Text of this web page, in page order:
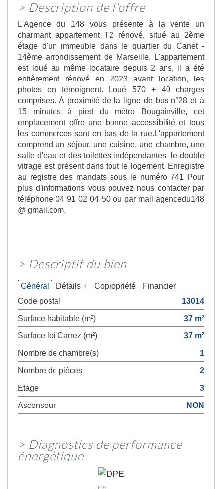
> Description de l'offre
L'Agence du 148 vous présente à la vente un
charmant appartement T2 rénové, situé au 2ème
étage d'un immeuble dans le quartier du Canet -
14ème arrondissement de Marseille. L'appartement
est loué au même locataire depuis 2 ans, il a été
entièrement rénové en 2023 avant location, les
photos en témoignent. Loué 570 + 40 charges
comprises. À proximité de la ligne de bus n°28 et à
15 minutes à pied du métro Bougainville, cet
emplacement offre une bonne accessibilité et tous
les commerces sont en bas de la rue.L'appartement
comprend un séjour, une cuisine, une chambre, une
salle d'eau et des toilettes indépendantes, le double
vitrage est présent dans tout le logement. Enregistré
au registre des mandats sous le numéro 741 Pour
plus d'informations vous pouvez nous contacter par
téléphone 04 91 02 04 50 ou par mail agencedu148
@ gmail.com.
> Descriptif du bien
Général Détails + Copropriété
Financier
Code postal
13014
Surface habitable (m²)
37 m²
Surface loi Carrez (m²)
37 m²
Nombre de chambre(s)
1
Nombre de pièces
2
Etage
3
Ascenseur
NON
> Diagnostics de performance
énergétique